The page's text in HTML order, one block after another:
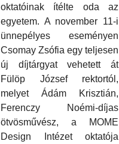
oktatóinak ítélte oda az
egyetem. A november 11-i
ünnepélyes eseményen
Csomay Zsófia egy teljesen
új díjtárgyat vehetett át
Fülöp József rektortól,
melyet Ádám Krisztián,
Ferenczy Noémi-díjas
ötvösművész, a MOME
Design Intézet oktatója